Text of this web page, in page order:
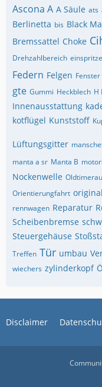
Ascona A A Säule ats
Berlinetta bis Black
Bremssattel Choke
Drehzahlbereich
Federn Felgen Fenster
gte Gummi Heckblech H
Innenausstattung
kotflügel Kunststoff
Lüftungsgitter
manta a sr Manta B
Nockenwelle
Orientierungfahrt original
rennwagen Reparatur
Scheibenbremse
Steuergehäuse
Treffen Tür umbau
wiechers zylinderkopf
Disclaimer